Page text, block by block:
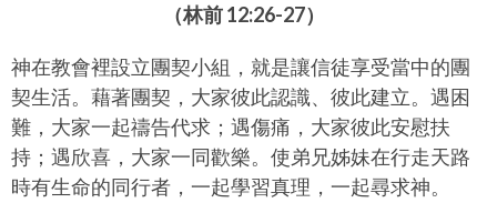
（林前 12:26-27）
神在教會裡設立團契小組，就是讓信徒享受當中的團
契生活。藉著團契，大家彼此認識、彼此建立。遇困
難，大家一起禱告代求；遇傷痛，大家彼此安慰扶
持；遇欣喜，大家一同歡樂。使弟兄姊妹在行走天路
時有生命的同行者，一起學習真理，一起尋求神。